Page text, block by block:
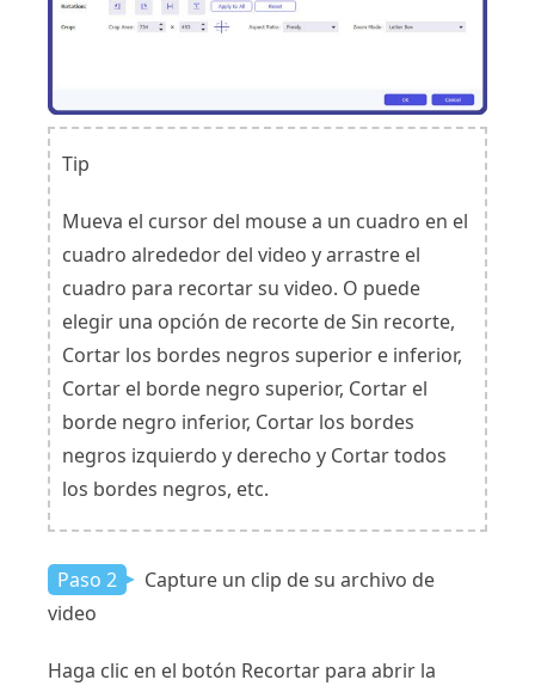
Tip
Mueva el cursor del mouse a un cuadro en el
cuadro alrededor del video y arrastre el
cuadro para recortar su video. O puede
elegir una opción de recorte de Sin recorte,
Cortar los bordes negros superior e inferior,
Cortar el borde negro superior, Cortar el
borde negro inferior, Cortar los bordes
negros izquierdo y derecho y Cortar todos
los bordes negros, etc.
Paso 2
Capture un clip de su archivo de
video
Haga clic en el botón Recortar para abrir la